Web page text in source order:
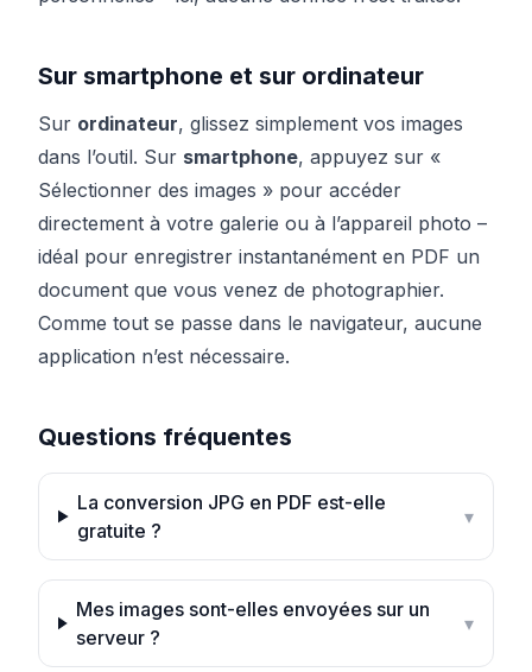
Sur smartphone et sur ordinateur
Sur ordinateur, glissez simplement vos images
dans l’outil. Sur smartphone, appuyez sur «
Sélectionner des images » pour accéder
directement à votre galerie ou à l’appareil photo –
idéal pour enregistrer instantanément en PDF un
document que vous venez de photographier.
Comme tout se passe dans le navigateur, aucune
application n’est nécessaire.
Questions fréquentes
La conversion JPG en PDF est-elle
gratuite ?
▾
Mes images sont-elles envoyées sur un
serveur ?
▾